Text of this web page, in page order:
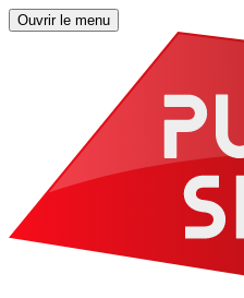
Ouvrir le menu